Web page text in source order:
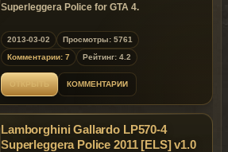
Superleggera Police for GTA 4.
Replaces: any car
2013-03-02
Просмотры: 5761
Комментарии: 7
Рейтинг: 4.2
КОММЕНТАРИИ
Lamborghini Gallardo LP570-4
Superleggera Police 2011 [ELS] v1.0